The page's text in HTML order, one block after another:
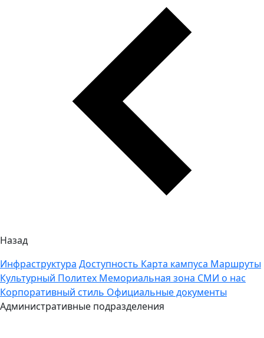
Назад
Инфраструктура Доступность Карта кампуса Маршруты
Культурный Политех Мемориальная зона СМИ о нас
Корпоративный стиль Официальные документы
Административные подразделения